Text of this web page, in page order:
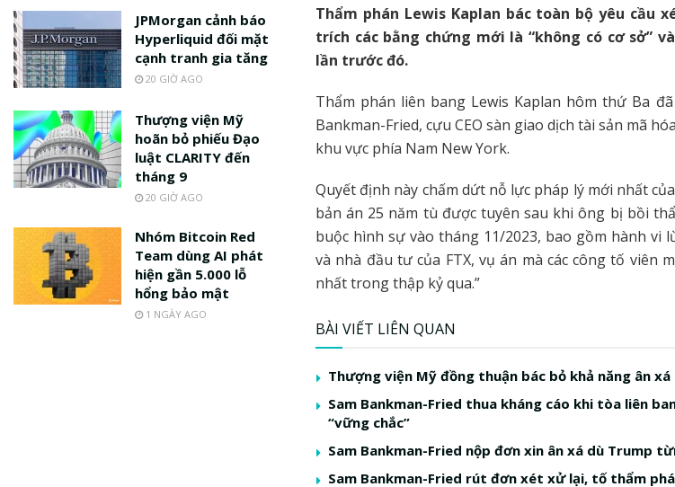
Thẩm phán Lewis Kaplan bác toàn bộ yêu cầu
trích các bằng chứng mới là “không có cơ sở”
lần trước đó.
Thẩm phán liên bang Lewis Kaplan hôm thứ Ba đã
Bankman-Fried, cựu CEO sàn giao dịch tài sản mã hóa
khu vực phía Nam New York.
Quyết định này chấm dứt nỗ lực pháp lý mới nhất
bản án 25 năm tù được tuyên sau khi ông bị bồi
buộc hình sự vào tháng 11/2023, bao gồm hành vi
và nhà đầu tư của FTX, vụ án mà các công tố viên
nhất trong thập kỷ qua.”
BÀI VIẾT LIÊN QUAN
Thượng viện Mỹ đồng thuận bác bỏ khả năng ân xá
Sam Bankman-Fried thua kháng cáo khi tòa liên
“vững chắc”
Sam Bankman-Fried nộp đơn xin ân xá dù Trump
Sam Bankman-Fried rút đơn xét xử lại, tố thẩm
JPMorgan cảnh báo
Hyperliquid đối mặt
cạnh tranh gia tăng
20 GIỜ AGO
Thượng viện Mỹ
hoãn bỏ phiếu Đạo
luật CLARITY đến
tháng 9
20 GIỜ AGO
Nhóm Bitcoin Red
Team dùng AI phát
hiện gần 5.000 lỗ
hổng bảo mật
1 NGÀY AGO